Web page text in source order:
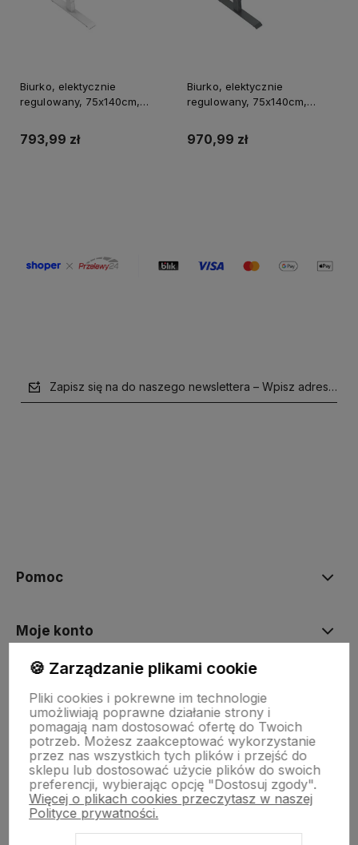
Biurko, elektycznie
regulowany, 75x140cm,
biały, 70 kg nośność, ergo
793,99 zł
Biurko, elektycznie
regulowany, 75x140cm,
szary, 70 kg nośność, ergo
970,99 zł
Zapisz się na do naszego newslettera – Wpisz adres e-
Pomoc
Moje konto
O nas
🍪 Zarządzanie plikami cookie
Pliki cookies i pokrewne im technologie
umożliwiają poprawne działanie strony i
pomagają nam dostosować ofertę do Twoich
potrzeb. Możesz zaakceptować wykorzystanie
przez nas wszystkich tych plików i przejść do
sklepu lub dostosować użycie plików do swoich
preferencji, wybierając opcję "Dostosuj zgody".
Więcej o plikach cookies przeczytasz w naszej
Polityce prywatności.